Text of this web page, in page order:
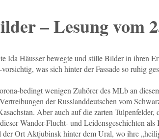
– Lesung vom
Ida Häusser bewegte und stille Bilder in ihren
was sich hinter der Fassade so ruhig
bedingt wenigen Zuhörer des MLb an
der Russlanddeutschen vom
Aber auch auf die zarten
Wander-Flucht- und Leidensgeschichten
Ort Aktjubinsk hinter dem Ural, wo ihre